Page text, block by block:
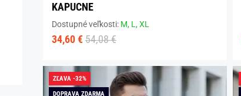
KAPUCNE
Dostupné veľkosti: M, L,XL
34,60 € 54,08 €
ZĽAVA -32%
DOPRAVA ZDARMA